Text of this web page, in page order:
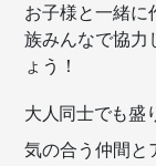
お子様と一緒に
族みんなで協力
ょう！
大人同士でも盛
気の合う仲間と